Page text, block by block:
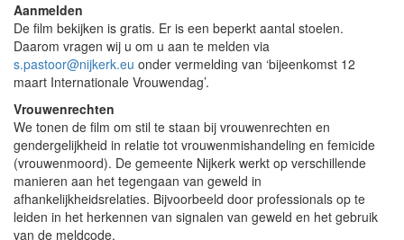
Aanmelden
De film bekijken is gratis. Er is een beperkt aantal stoelen.
Daarom vragen wij u om u aan te melden via
s.pastoor@nijkerk.eu onder vermelding van ‘bijeenkomst 12
maart Internationale Vrouwendag’.
Vrouwenrechten
We tonen de film om stil te staan bij vrouwenrechten en
gendergelijkheid in relatie tot vrouwenmishandeling en femicide
(vrouwenmoord). De gemeente Nijkerk werkt op verschillende
manieren aan het tegengaan van geweld in
afhankelijkheidsrelaties. Bijvoorbeeld door professionals op te
leiden in het herkennen van signalen van geweld en het gebruik
van de meldcode.